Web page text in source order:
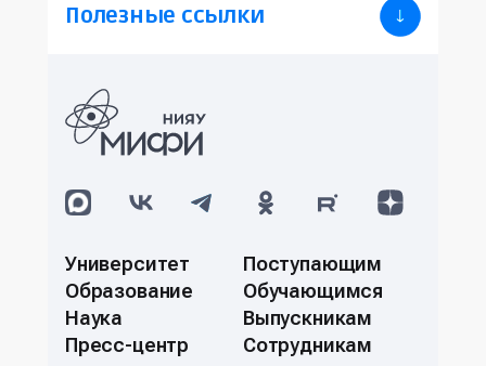
Полезные ссылки
Университет
Образование
Наука
Пресс-центр
Поступающим
Обучающимся
Выпускникам
Сотрудникам